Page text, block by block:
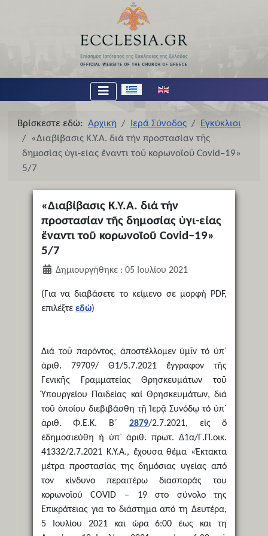
Επιλέξτε τη γλώσσα σας
Βρίσκεστε εδώ: Αρχική Ιερά Σύνοδος
Εγκύκλιοι
«Διαβίβασις Κ.Υ.Α. διά τήν προστασίαν τῆς
δημοσίας ὑγι-είας ἔναντι τοῦ κορωνοϊοῦ Covid–19»
5/7
«Διαβίβασις Κ.Υ.Α. διά τήν
προστασίαν τῆς δημοσίας ὑγι-είας
ἔναντι τοῦ κορωνοϊοῦ Covid–19»
5/7
Δημιουργήθηκε : 05 Ιουλίου 2021
(Για να διαβάσετε το κείμενο σε μορφή PDF,
επιλέξτε εδώ)
Διά τοῦ παρόντος, ἀποστέλλομεν ὑμῖν τό ὑπ᾿
ἀριθ. 79709/ Θ1/5.7.2021 ἔγγραφον τῆς
Γενικῆς Γραμματείας Θρησκευμάτων τοῦ
Ὑπουργείου Παιδείας καί Θρησκευμάτων, διά
τοῦ ὁποίου διεβιβάσθη τῇ Ἱερᾷ Συνόδῳ τό ὑπ᾿
ἀριθ. Φ.Ε.Κ. Β´ 2879/2.7.2021, εἰς ὅ
ἐδημοσιεύθη ἡ ὑπ᾿ ἀριθ. πρωτ. Δ1α/Γ.Π.οικ.
41332/2.7.2021 Κ.Υ.Α., ἔχουσα θέμα «Έκτακτα
μέτρα προστασίας της δημόσιας υγείας από
τον κίνδυνο περαιτέρω διασποράς του
κορωνοϊού COVID – 19 στο σύνολο της
Επικράτειας για το διάστημα από τη Δευτέρα,
5 Ιουλίου 2021 και ώρα 6:00 έως και τη